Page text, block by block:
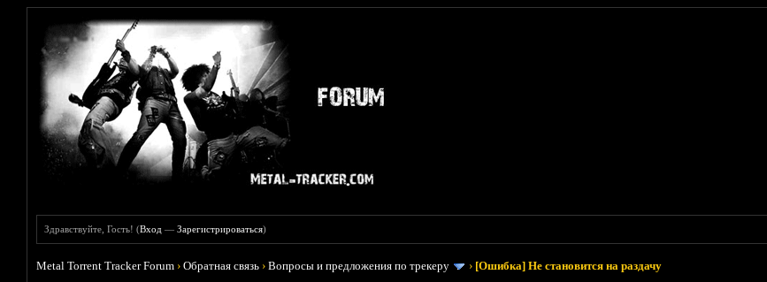
Здравствуйте, Гость! (Вход —Зарегистрироваться)
Metal Torrent Tracker Forum ›Обратная связь ›Вопросы и предложения по трекеру › [Ошибка] Не становится на раздачу